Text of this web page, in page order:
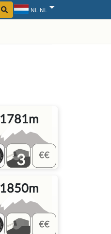
NL-NL
1781m
3
1850m